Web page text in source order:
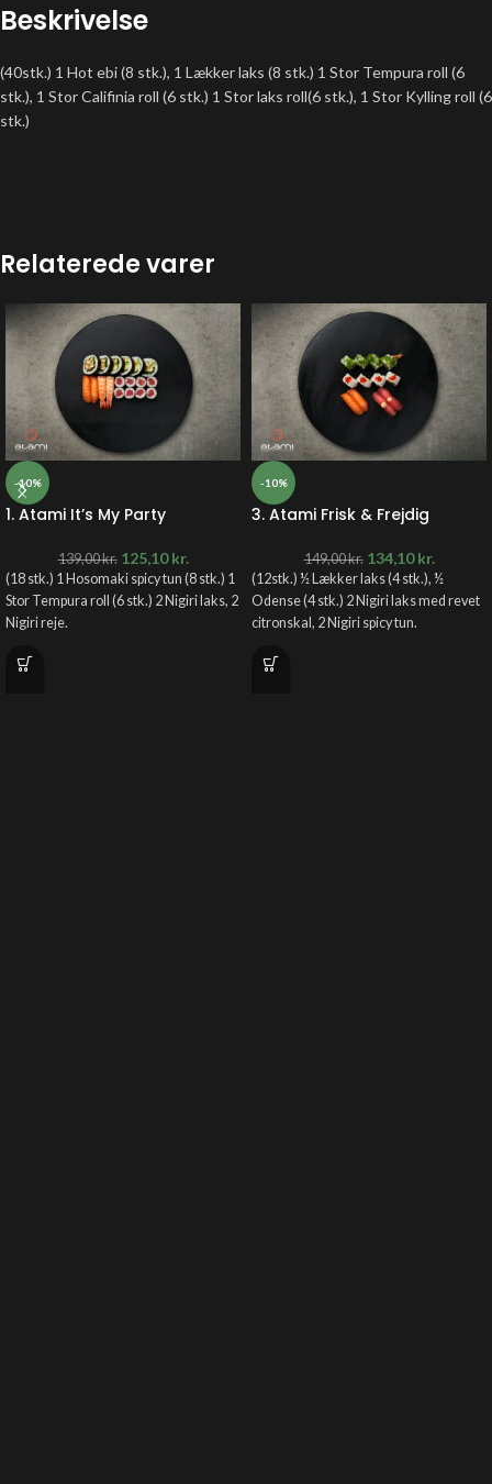
Beskrivelse
(40stk.) 1 Hot ebi (8 stk.), 1 Lækker laks (8 stk.) 1 Stor Tempura roll (6
stk.), 1 Stor Califinia roll (6 stk.) 1 Stor laks roll(6 stk.), 1 Stor Kylling roll (6
stk.)
Relaterede varer
-10%
1. Atami It’s My Party
139,00kr. 125,10kr.
(18 stk.) 1 Hosomaki spicy tun (8 stk.) 1
Stor Tempura roll (6 stk.) 2 Nigiri laks, 2
Nigiri reje.
-10%
3. Atami Frisk & Frejdig
149,00kr. 134,10kr.
(12stk.) ½ Lækker laks (4 stk.), ½
Odense (4 stk.) 2 Nigiri laks med revet
citronskal, 2 Nigiri spicy tun.